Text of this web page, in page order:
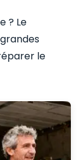
? Le
le